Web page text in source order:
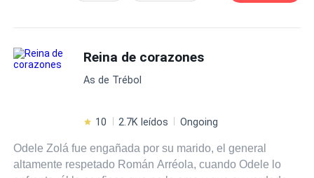
Reina de corazones
As de Trébol
10 2.7K leídos Ongoing
Odele Zolá fue engañada por su marido, el general
altamente respetado Román Arréola, cuando Odele lo